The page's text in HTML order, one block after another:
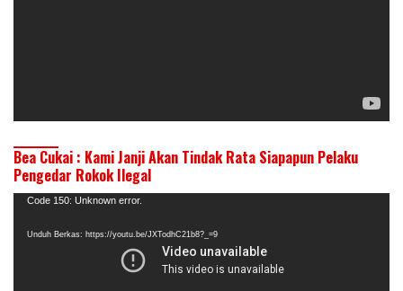
Bea Cukai : Kami Janji Akan Tindak Rata Siapapun Pelaku
Pengedar Rokok Ilegal
Pemutar
Code 150: Unknown error.
Unduh Berkas: https://youtu.be/JXTodhC21b8?_=9